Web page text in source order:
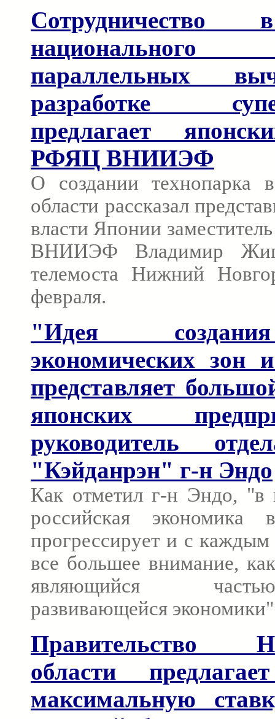
Сотрудничество
параллельных
разработке
предлагает
РФЯЦ ВНИИЭФ
О создании технопарка
области рассказал
власти Японии
ВНИИЭФ Владимир
телемоста Нижний
февраля.
"Идея
экономических зон
представляет
японских
руководитель
"Кэйданрэн" г-н Эндо
Как отметил г-н Эндо, "в
российская экономика
прогрессирует и с каждым
все большее внимание,
являющийся
развивающейся
Правительство
области
максимальную